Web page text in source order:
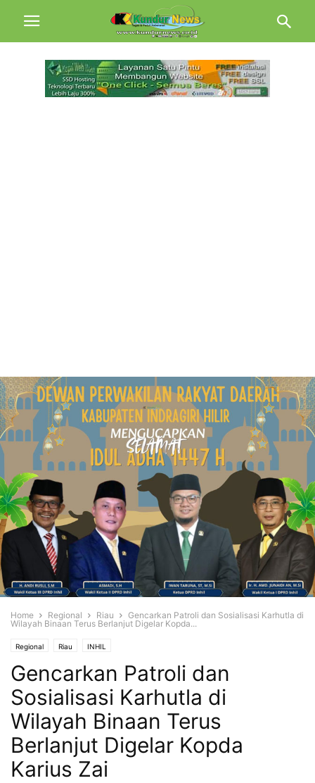
Home Regional Riau
Gencarkan Patroli dan Sosialisasi Karhutla di
Wilayah Binaan Terus Berlanjut Digelar Kopda...
Regional Riau INHIL
Gencarkan Patroli dan
Sosialisasi Karhutla di
Wilayah Binaan Terus
Berlanjut Digelar Kopda
Karius Zai